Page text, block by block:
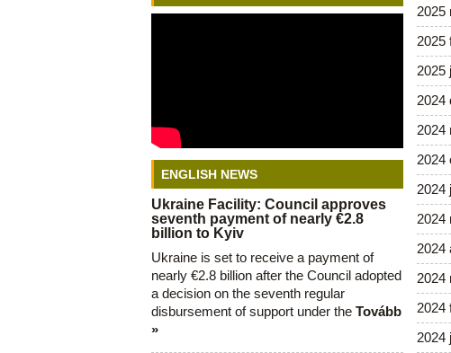
ENGLISH NEWS
Ukraine Facility: Council approves
seventh payment of nearly €2.8
billion to Kyiv
Ukraine is set to receive a payment of
nearly €2.8 billion after the Council adopted
a decision on the seventh regular
disbursement of support under the Tovább
»
2025
2025
2025
2024
2024
2024
2024
2024
2024
2024
2024
2024